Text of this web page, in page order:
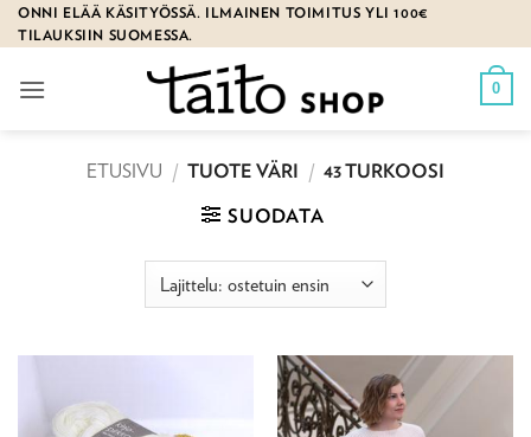
Skip
to
ONNI ELÄÄ KÄSITYÖSSÄ. ILMAINEN TOIMITUS YLI 100€
TILAUKSIIN SUOMESSA.
0
ETUSIVU / TUOTE VÄRI / 43 TURKOOSI
SUODATA